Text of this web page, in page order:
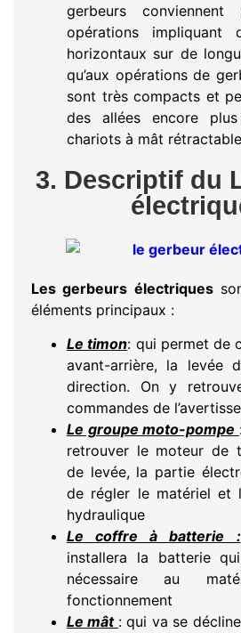
gerbeurs conviennent
opérations impliquant
horizontaux sur de
qu’aux opérations de
sont très compacts et
des allées encore
chariots à mât
3. Descriptif du
Les gerbeurs électriques
éléments principaux :
Le timon: qui permet de
avant-arrière, la levée
direction. On y
commandes de
Le groupe moto-pompe
retrouver le moteur de
de levée, la partie
de régler le matériel et
hydraulique
Le coffre à batterie :
installera la batterie
nécessaire au
fonctionnement
Le mât : qui va se